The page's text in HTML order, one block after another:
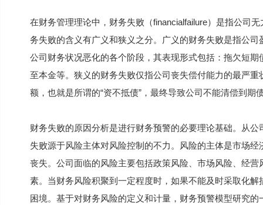
在财务管理理论中，财务失败（financialfailure）是指公司
务失败的含义有广义和狭义之分。广义的财务失败是指公
公司财务状况恶化的各个阶段，其表现形式包括：拖欠短
至本金等。狭义的财务失败仅指公司丧失偿付能力的最严
额，也就是所谓的“资不抵债”，最终导致公司不能清偿到期
财务失败的原因分析是进行财务预警的必要理论基础。从
失败源于风险主体对风险控制的不力。风险的主体是市场
丧失。公司面临的风险主要包括政策风险、市场风险、经
素。当财务风险积聚到一定程度时，如果不能及时采取化
困境。基于对财务风险的定义和计量，财务预警模型研究